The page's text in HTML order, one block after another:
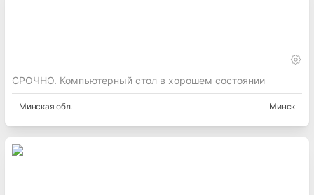
СРОЧНО. Компьютерный стол в хорошем состоянии
Минская обл. Минск